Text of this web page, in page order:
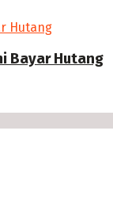
Bayar Hutang